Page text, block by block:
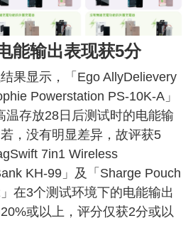
能输出表现获5分
果显示，「Ego AllyDelievery
Powerstation PS-10K-A」
温存放28日后测试时的电能输
，没有明显差异，故评获5
7in1 Wireless
KH-99」及「Sharge Pouch
在3个测试环境下的电能输出
或以上，评分仅获2分或以